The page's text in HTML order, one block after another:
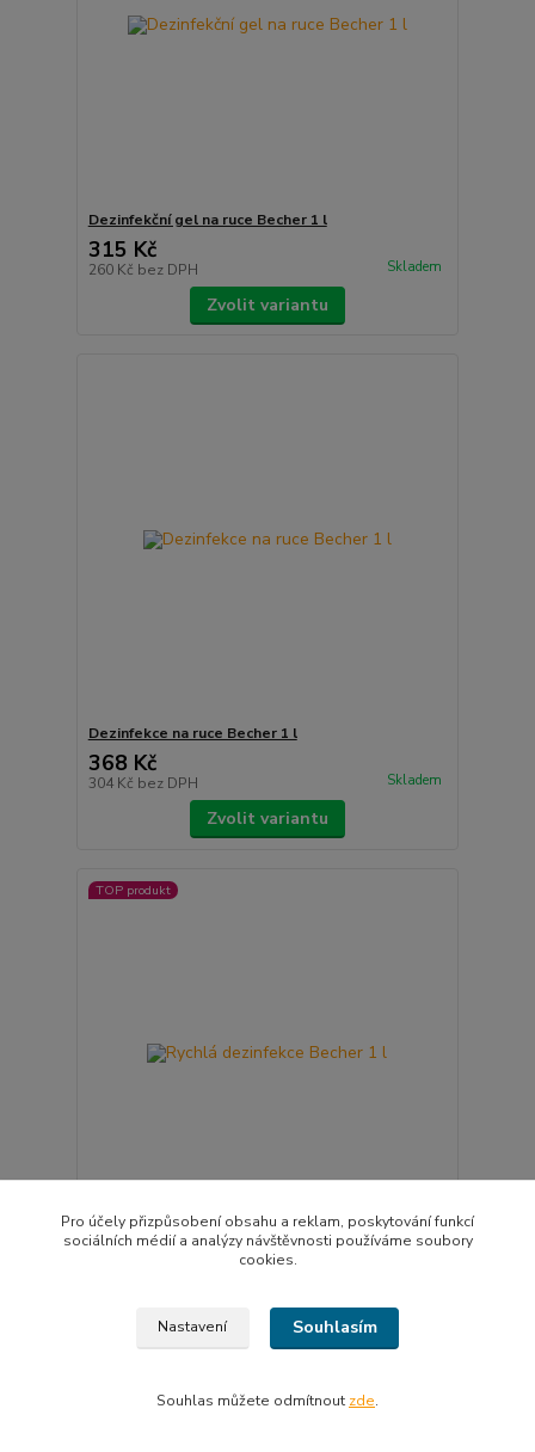
Dezinfekční gel na ruce Becher 1 l
315 Kč
260 Kč bez DPH Skladem
Zvolit variantu
Dezinfekce na ruce Becher 1 l
368 Kč
304 Kč bez DPH Skladem
Zvolit variantu
TOP produkt
Rychlá dezinfekce Becher 1 l
Zvolit variantu
Pro účely přizpůsobení obsahu a reklam, poskytování funkcí
sociálních médií a analýzy návštěvnosti používáme soubory
cookies.
Nastavení Souhlasím
Souhlas můžete odmítnout zde.